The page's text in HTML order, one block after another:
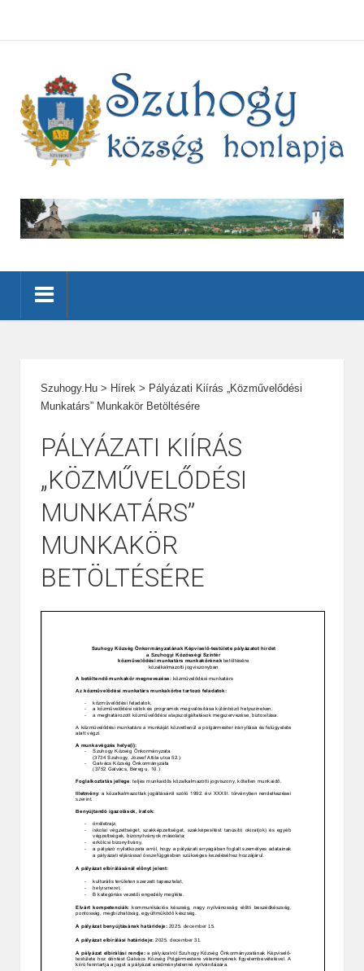
Szuhogy.hu > Hírek > Pályázati Kiírás „közművelődési
Munkatárs” Munkakör Betöltésére
PÁLYÁZATI KIÍRÁS
„KÖZMŰVELŐDÉSI
MUNKATÁRS”
MUNKAKÖR
BETÖLTÉSÉRE